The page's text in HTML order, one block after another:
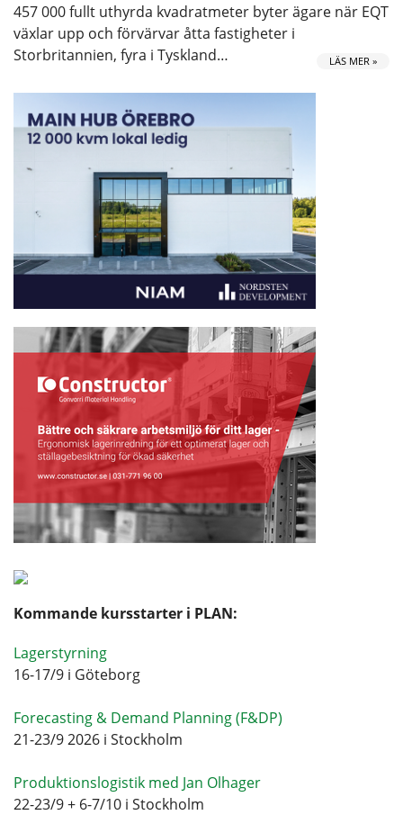
457 000 fullt uthyrda kvadratmeter byter ägare när EQT
växlar upp och förvärvar åtta fastigheter i
Storbritannien, fyra i Tyskland…
LÄS MER »
Kommande kursstarter i PLAN:
Lagerstyrning
16-17/9 i Göteborg
Forecasting & Demand Planning (F&DP)
21-23/9 2026 i Stockholm
Produktionslogistik med Jan Olhager
22-23/9 + 6-7/10 i Stockholm